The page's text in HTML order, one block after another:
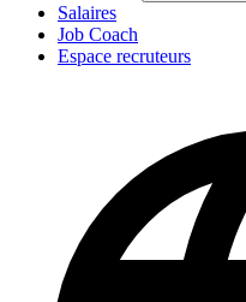
Salaires
Job Coach
Espace recruteurs